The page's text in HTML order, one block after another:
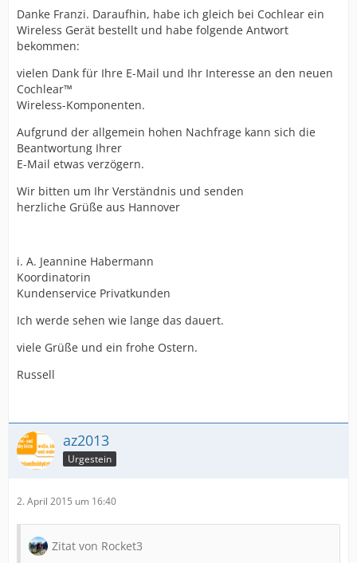
Danke Franzi. Daraufhin, habe ich gleich bei Cochlear ein
Wireless Gerät bestellt und habe folgende Antwort
bekommen:
vielen Dank für Ihre E-Mail und Ihr Interesse an den neuen
Cochlear™
Wireless-Komponenten.
Aufgrund der allgemein hohen Nachfrage kann sich die
Beantwortung Ihrer
E-Mail etwas verzögern.
Wir bitten um Ihr Verständnis und senden
herzliche Grüße aus Hannover
i. A. Jeannine Habermann
Koordinatorin
Kundenservice Privatkunden
Ich werde sehen wie lange das dauert.
viele Grüße und ein frohe Ostern.
Russell
az2013
Urgestein
2. April 2015 um 16:40
Zitat von Rocket3